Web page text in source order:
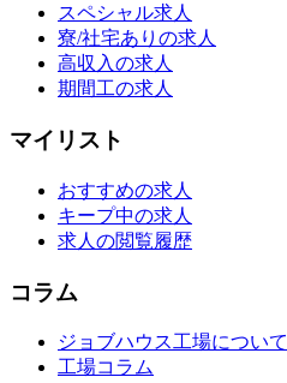
スペシャル求人
寮/社宅ありの求人
高収入の求人
期間工の求人
マイリスト
おすすめの求人
キープ中の求人
求人の閲覧履歴
コラム
ジョブハウス工場について
工場コラム